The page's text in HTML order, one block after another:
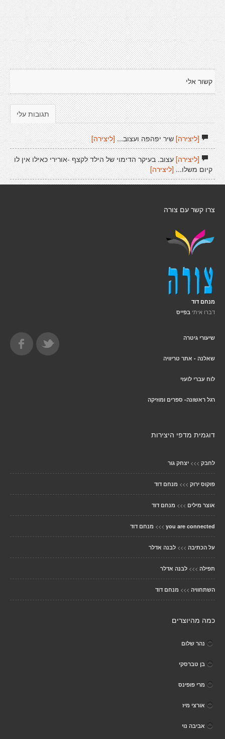
קשור אלי
תגובות עלי
[ליצירה]שיר יפהפה ועצוב... [ליצירה]
[ליצירה]עצוב. בעיקר הדימוי של הילד לקצף -אורירי כאילו אין לו
קיום משלו...[ליצירה]
צרו קשר עם צורה
מנחם דוד
דברו איתי בפייס
שיעורי גיטרה
שאלנה - אתר טריוויה
לוח עברי לועזי
רגל ראשונה- ספרים ומוזיקה
דוגמית מדפי היצירות
לחבק >>> יצחק גור
פוקוס ירוק >>> מנחם דוד
אוצר מילים >>> מנחם דוד
you are connected
>>> מנחם דוד
על הכתיבה >>> לבנה אדלר
תפילה >>> לבנה אדלר
השתחוויה >>> מנחם דוד
כמה מהיוצרים
נהר שלום
בן טברסקי
מרי פופינס
אורצי מיז
אביבה נוי